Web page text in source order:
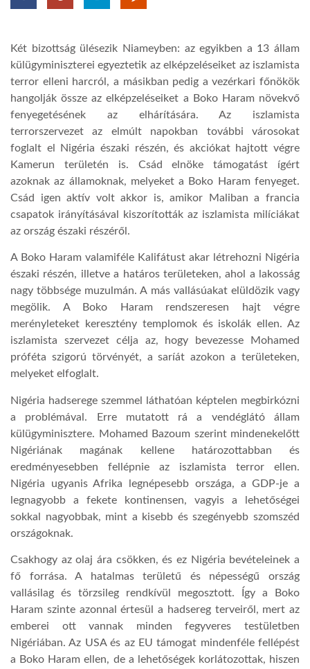
GLOBOBOOK
Két bizottság ülésezik Niameyben: az egyikben a 13 állam
külügyminiszterei egyeztetik az elképzeléseiket az iszlamista
terror elleni harcról, a másikban pedig a vezérkari főnökök
hangolják össze az elképzeléseiket a Boko Haram növekvő
fenyegetésének az elhárítására. Az iszlamista
terrorszervezet az elmúlt napokban további városokat
foglalt el Nigéria északi részén, és akciókat hajtott végre
Kamerun területén is. Csád elnöke támogatást ígért
azoknak az államoknak, melyeket a Boko Haram fenyeget.
Csád igen aktív volt akkor is, amikor Maliban a francia
csapatok irányításával kiszorították az iszlamista milíciákat
az ország északi részéről.
A Boko Haram valamiféle Kalifátust akar létrehozni Nigéria
északi részén, illetve a határos területeken, ahol a lakosság
nagy többsége muzulmán. A más vallásúakat elüldözik vagy
megölik. A Boko Haram rendszeresen hajt végre
merényleteket keresztény templomok és iskolák ellen. Az
iszlamista szervezet célja az, hogy bevezesse Mohamed
próféta szigorú törvényét, a saríát azokon a területeken,
melyeket elfoglalt.
Nigéria hadserege szemmel láthatóan képtelen megbirkózni
a problémával. Erre mutatott rá a vendéglátó állam
külügyminisztere. Mohamed Bazoum szerint mindenekelőtt
Nigériának magának kellene határozottabban és
eredményesebben fellépnie az iszlamista terror ellen.
Nigéria ugyanis Afrika legnépesebb országa, a GDP-je a
legnagyobb a fekete kontinensen, vagyis a lehetőségei
sokkal nagyobbak, mint a kisebb és szegényebb szomszéd
országoknak.
Csakhogy az olaj ára csökken, és ez Nigéria bevételeinek a
fő forrása. A hatalmas területű és népességű ország
vallásilag és törzsileg rendkívül megosztott. Így a Boko
Haram szinte azonnal értesül a hadsereg terveiről, mert az
emberei ott vannak minden fegyveres testületben
Nigériában. Az USA és az EU támogat mindenféle fellépést
a Boko Haram ellen, de a lehetőségek korlátozottak, hiszen